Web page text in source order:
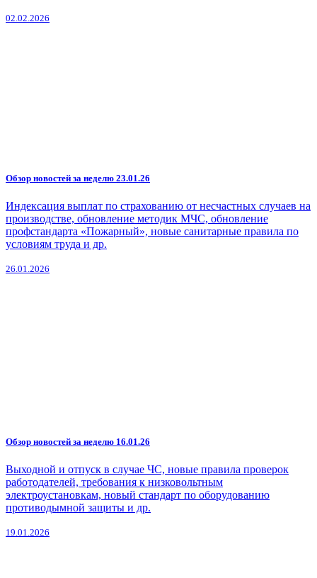
02.02.2026
Обзор новостей за неделю 23.01.26
Индексация выплат по страхованию от несчастных случаев на
производстве, обновление методик МЧС, обновление
профстандарта «Пожарный», новые санитарные правила по
условиям труда и др.
26.01.2026
Обзор новостей за неделю 16.01.26
Выходной и отпуск в случае ЧС, новые правила проверок
работодателей, требования к низковольтным
электроустановкам, новый стандарт по оборудованию
противодымной защиты и др.
19.01.2026